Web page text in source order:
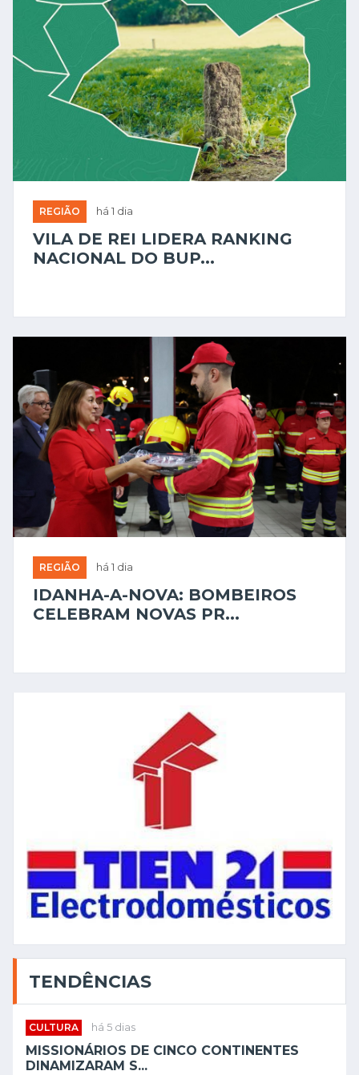
REGIÃO há 1 dia
VILA DE REI LIDERA RANKING
NACIONAL DO BUP...
REGIÃO há 1 dia
IDANHA-A-NOVA: BOMBEIROS
CELEBRAM NOVAS PR...
TENDÊNCIAS
CULTURA há 5 dias
MISSIONÁRIOS DE CINCO CONTINENTES
DINAMIZARAM S...